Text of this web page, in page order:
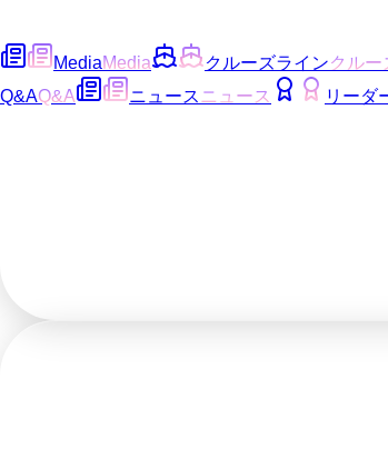
MediaMedia クルーズラインクルー
Q&AQ&A ニュース ニュース リーダ